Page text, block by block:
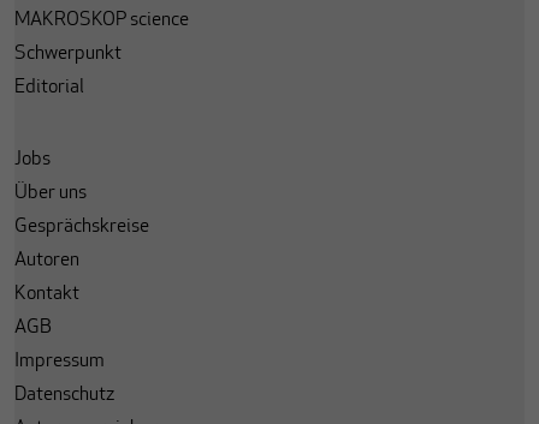
MAKROSKOP science
Schwerpunkt
Editorial
Jobs
Über uns
Gesprächskreise
Autoren
Kontakt
AGB
Impressum
Datenschutz